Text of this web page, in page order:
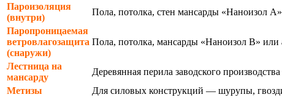
Пароизоляция
(внутри)
Пола, потолка, стен мансарды «Наноизол
Паропроницаемая
ветровлагозащита
(снаружи)
Пола, потолка, мансарды «Наноизол В» или
Лестница на
мансарду
Деревянная перила заводского
Метизы
Для силовых конструкций — шурупы,